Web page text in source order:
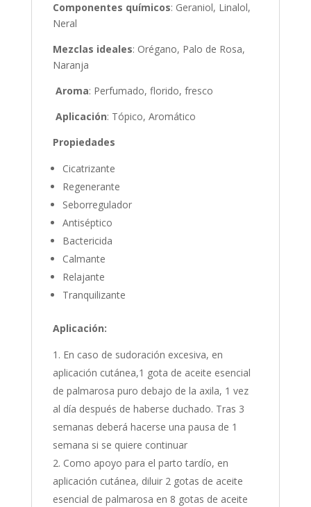
Componentes químicos: Geraniol, Linalol,
Neral
Mezclas ideales: Orégano, Palo de Rosa,
Naranja
Aroma: Perfumado, florido, fresco
Aplicación: Tópico, Aromático
Propiedades
Cicatrizante
Regenerante
Seborregulador
Antiséptico
Bactericida
Calmante
Relajante
Tranquilizante
Aplicación:
En caso de sudoración excesiva, en
aplicación cutánea,1 gota de aceite esencial
de palmarosa puro debajo de la axila, 1 vez
al día después de haberse duchado. Tras 3
semanas deberá hacerse una pausa de 1
semana si se quiere continuar
Como apoyo para el parto tardío, en
aplicación cutánea, diluir 2 gotas de aceite
esencial de palmarosa en 8 gotas de aceite